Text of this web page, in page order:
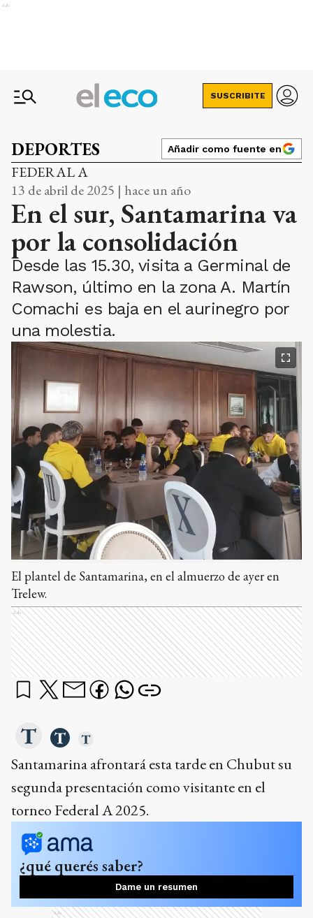
Ads
SUSCRIBITE
DEPORTES Añadir como fuente en
FEDERAL A
13 de abril de 2025 | hace un año
En el sur, Santamarina va
por la consolidación
Desde las 15.30, visita a Germinal de
Rawson, último en la zona A. Martín
Comachi es baja en el aurinegro por
una molestia.
El plantel de Santamarina, en el almuerzo de ayer en
Trelew.
Ads
Santamarina afrontará esta tarde en Chubut su
segunda presentación como visitante en el
torneo Federal A 2025.
¿qué querés saber?
Dame un resumen
Ads